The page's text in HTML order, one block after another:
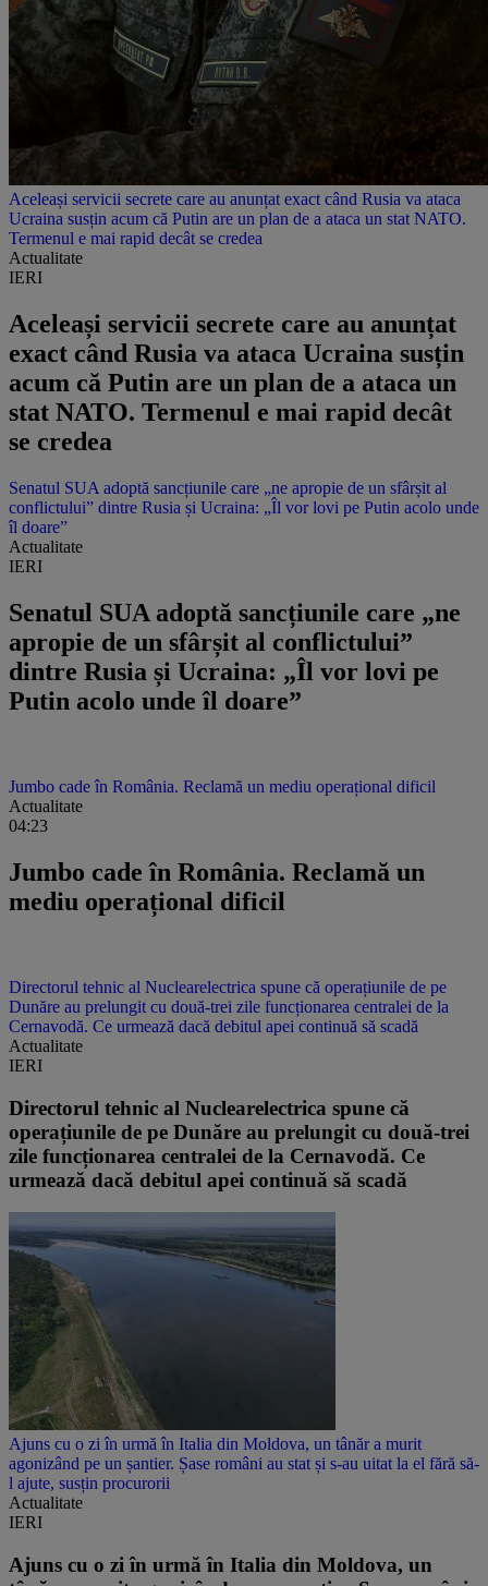
Aceleași servicii secrete care au anunțat exact când Rusia va ataca
Ucraina susțin acum că Putin are un plan de a ataca un stat NATO.
Termenul e mai rapid decât se credea
Actualitate
IERI
Aceleași servicii secrete care au anunțat
exact când Rusia va ataca Ucraina susțin
acum că Putin are un plan de a ataca un
stat NATO. Termenul e mai rapid decât
se credea
Senatul SUA adoptă sancțiunile care „ne apropie de un sfârșit al
conflictului” dintre Rusia și Ucraina: „Îl vor lovi pe Putin acolo unde
îl doare”
Actualitate
IERI
Senatul SUA adoptă sancțiunile care „ne
apropie de un sfârșit al conflictului”
dintre Rusia și Ucraina: „Îl vor lovi pe
Putin acolo unde îl doare”
Jumbo cade în România. Reclamă un mediu operațional dificil
Actualitate
04:23
Jumbo cade în România. Reclamă un
mediu operațional dificil
Directorul tehnic al Nuclearelectrica spune că operațiunile de pe
Dunăre au prelungit cu două-trei zile funcționarea centralei de la
Cernavodă. Ce urmează dacă debitul apei continuă să scadă
Actualitate
IERI
Directorul tehnic al Nuclearelectrica spune că
operațiunile de pe Dunăre au prelungit cu două-trei
zile funcționarea centralei de la Cernavodă. Ce
urmează dacă debitul apei continuă să scadă
Ajuns cu o zi în urmă în Italia din Moldova, un tânăr a murit
agonizând pe un șantier. Șase români au stat și s-au uitat la el fără să-
l ajute, susțin procurorii
Actualitate
IERI
Ajuns cu o zi în urmă în Italia din Moldova, un